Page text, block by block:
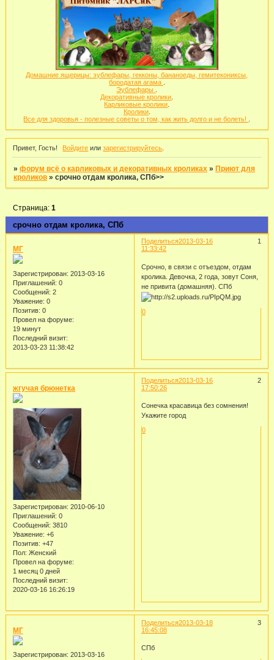
Домашние ящерицы: эублефары, гекконы, бананоеды, гемитекониксы,
бородатая агама
Эублефары
Декоративные кролики
Карликовые кролики
Кролики.
Все для здоровья - полезные советы о том, как жить долго и не болеть!
Привет, Гость! Войдите илизарегистрируйтесь
»форум всё о карликовых и декоративных кроликах » Приют для
кроликов »срочно отдам кролика, СПб>>
срочно отдам кролика, СПб
Страница:1
Поделиться 1
2013-03-16
11:33:42
МГ
Зарегистрирован: 2013-03-16
Приглашений: 0
Сообщений: 2
Уважение: 0
Позитив: 0
Провел на форуме:
19 минут
Последний визит:
2013-03-23 11:38:42
Срочно, в связи с отъездом, отдам
кролика. Девочка, 2 года, зовут Соня,
не привита (домашняя). СПб
0
Поделиться 2
2013-03-16
17:50:26
жгучая брюнетка
Зарегистрирован: 2010-06-10
Приглашений: 0
Сообщений: 3810
Уважение: +6
Позитив: +47
Пол: Женский
Провел на форуме:
1 месяц 0 дней
Последний визит:
2020-03-16 16:26:19
Сонечка красавица без сомнения!
Укажите город
0
Поделиться 3
2013-03-18
16:45:08
МГ
Зарегистрирован: 2013-03-16
СПб